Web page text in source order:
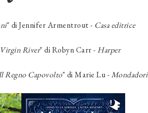
" di Jennifer Armentrout - Casa editrice
River" di Robyn Carr - Harper
Regno Capovolto" di Marie Lu -Mondadori